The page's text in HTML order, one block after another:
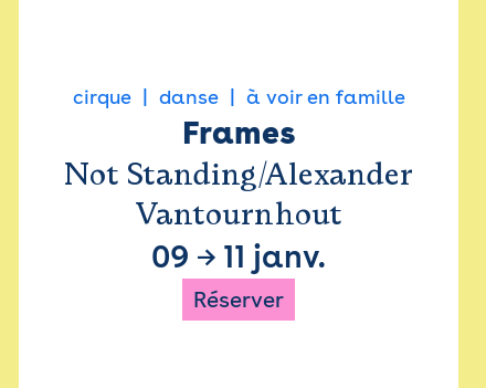
cirque danse à voir en famille
Frames
Not Standing/Alexander
Vantournhout
09 → 11 janv.
Réserver